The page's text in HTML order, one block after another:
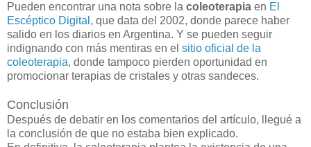
Pueden encontrar una nota sobre la coleoterapia en El
Escéptico Digital , que data del 2002, donde parece haber
salido en los diarios en Argentina. Y se pueden seguir
indignando con más mentiras en el sitio oficial de la
coleoterapia, donde tampoco pierden oportunidad en
promocionar terapias de cristales y otras sandeces.
Conclusión
Después de debatir en los comentarios del artículo, llegué a
la conclusión de que no estaba bien explicado.